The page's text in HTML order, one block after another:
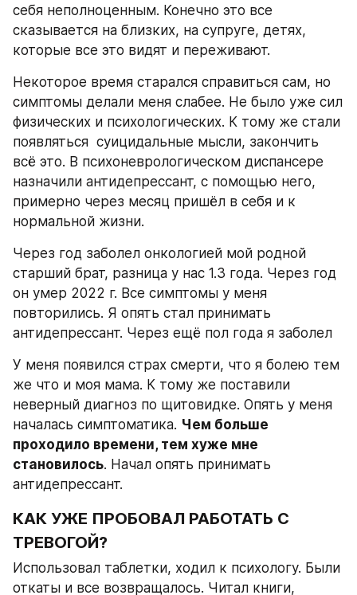
себя неполноценным. Конечно это все
сказывается на близких, на супруге, детях,
которые все это видят и переживают.
Некоторое время старался справиться сам, но
симптомы делали меня слабее. Не было уже сил
физических и психологических. К тому же стали
появляться  суицидальные мысли, закончить
всё это. В психоневрологическом диспансере
назначили антидепрессант, с помощью него,
примерно через месяц пришёл в себя и к
нормальной жизни.
Через год заболел онкологией мой родной
старший брат, разница у нас 1.3 года. Через год
он умер 2022 г. Все симптомы у меня
повторились. Я опять стал принимать
антидепрессант. Через ещё пол года я заболел
У меня появился страх смерти, что я болею тем
же что и моя мама. К тому же поставили
неверный диагноз по щитовидке. Опять у меня
началась симптоматика. Чем больше
проходило времени, тем хуже мне
становилось. Начал опять принимать
антидепрессант.
КАК УЖЕ ПРОБОВАЛ РАБОТАТЬ С
ТРЕВОГОЙ?
Использовал таблетки, ходил к психологу. Были
откаты и все возвращалось. Читал книги,